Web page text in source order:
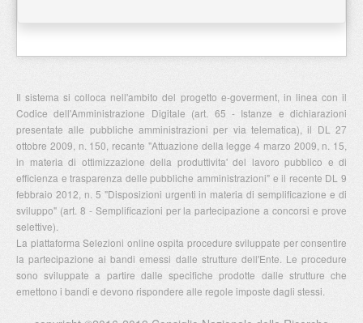
Il sistema si colloca nell'ambito del progetto e-goverment, in linea con il
Codice dell'Amministrazione Digitale (art. 65 - Istanze e dichiarazioni
presentate alle pubbliche amministrazioni per via telematica), il DL 27
ottobre 2009, n. 150, recante "Attuazione della legge 4 marzo 2009, n. 15,
in materia di ottimizzazione della produttivita' del lavoro pubblico e di
efficienza e trasparenza delle pubbliche amministrazioni" e il recente DL 9
febbraio 2012, n. 5 "Disposizioni urgenti in materia di semplificazione e di
sviluppo" (art. 8 - Semplificazioni per la partecipazione a concorsi e prove
selettive).
La piattaforma Selezioni online ospita procedure sviluppate per consentire
la partecipazione ai bandi emessi dalle strutture dell'Ente. Le procedure
sono sviluppate a partire dalle specifiche prodotte dalle strutture che
emettono i bandi e devono rispondere alle regole imposte dagli stessi.